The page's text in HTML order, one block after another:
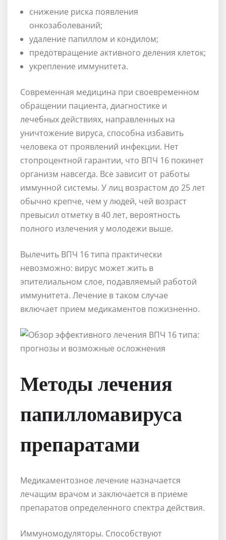
снижение риска появления
онкозаболеваний;
удаление папиллом и кондилом;
предотвращение активного деления клеток;
укрепление иммунитета.
Современная медицина при своевременном
обращении пациента, диагностике и
лечебных действиях, направленных на
уничтожение вируса, способна избавить
человека от проявлений инфекции. Нет
стопроцентной гарантии, что ВПЧ 16 покинет
организм навсегда. Все зависит от работы
иммунной системы. У лиц возрастом до 25 лет
обычно крепче, чем у людей, чей возраст
превысил отметку в 40 лет, вероятность
полного излечения у молодежи выше.
Вылечить ВПЧ 16 типа практически
невозможно: вирус может жить в
эпителиальном слое, подавляемый работой
иммунитета. Лечение в таком случае
включает прием медикаментов пожизненно.
Методы лечения
папилломавируса
препаратами
Медикаментозное лечение назначается
лечащим врачом и заключается в приеме
препаратов определенного спектра действия.
Иммуномодуляторы. Способствуют